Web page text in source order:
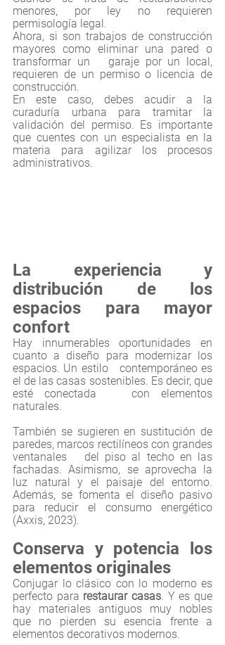
menores, por ley no requieren
permisología legal.
Ahora, si son trabajos de construcción
mayores como eliminar una pared o
transformar un   garaje por un local,
requieren de un permiso o licencia de
construcción.
En este caso, debes acudir a la
curaduría urbana para tramitar la
validación del permiso. Es importante
que cuentes con un especialista en la
materia para agilizar los procesos
administrativos.
La experiencia y
distribución de los
espacios para mayor
confort
Hay innumerables oportunidades en
cuanto a diseño para modernizar los
espacios. Un estilo   contemporáneo es
el de las casas sostenibles. Es decir, que
esté conectada   con elementos
naturales.
También se sugieren en sustitución de
paredes, marcos rectilíneos con grandes
ventanales   del piso al techo en las
fachadas. Asimismo, se aprovecha la
luz natural y el paisaje del entorno.
Además, se fomenta el diseño pasivo
para reducir el consumo energético
(Axxis, 2023).
Conserva y potencia los
elementos originales
Conjugar lo clásico con lo moderno es
perfecto para restaurar casas. Y es que
hay materiales antiguos muy nobles
que no pierden su esencia frente a
elementos decorativos modernos.